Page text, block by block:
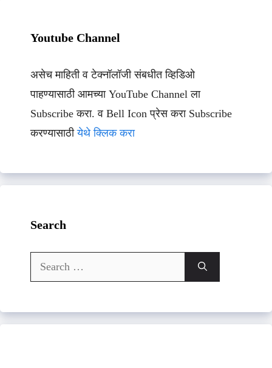
Youtube Channel
असेच माहिती व टेक्नॉलॉजी संबधीत व्हिडिओ
पाहण्यासाठी आमच्या YouTube Channel ला
Subscribe करा. व Bell Icon प्रेस करा Subscribe
करण्यासाठीयेथे क्लिक करा
Search
Search
for: